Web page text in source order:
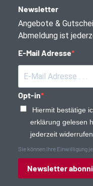
Newsletter
Angebote &
Abmeldung ist
E-Mail Adresse
Opt-in
Hiermit bestätige
erklärung gelesen
jederzeit widerrufen.
Sie können Ihre Einwilligung
Newsletter